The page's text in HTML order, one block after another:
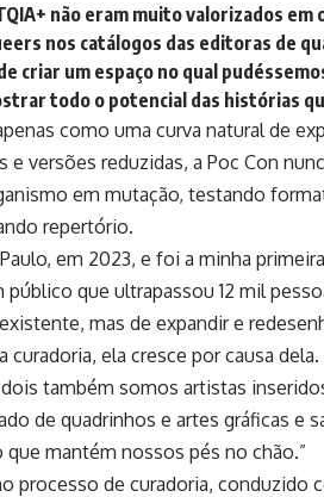
não eram muito valorizados
nos catálogos das editoras de
criar um espaço no qual
todo o potencial das histórias
como uma curva natural de
versões reduzidas, a Poc Con
em mutação, testando
repertório.
em 2023, e foi a minha
que ultrapassou 12 mil
mas de expandir e
curadoria, ela cresce por causa dela.
também somos artistas
de quadrinhos e artes gráficas e
mantém nossos pés no chão.”
processo de curadoria, conduzido